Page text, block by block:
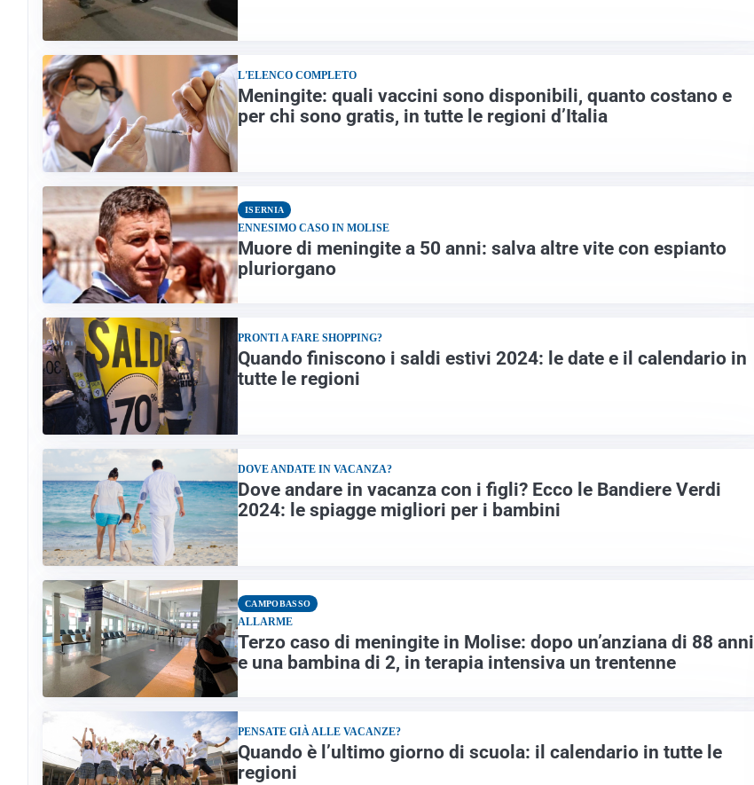
L'ELENCO COMPLETO
Meningite: quali vaccini sono disponibili, quanto costano e
per chi sono gratis, in tutte le regioni d’Italia
ISERNIA
ENNESIMO CASO IN MOLISE
Muore di meningite a 50 anni: salva altre vite con espianto
pluriorgano
PRONTI A FARE SHOPPING?
Quando finiscono i saldi estivi 2024: le date e il calendario in
tutte le regioni
DOVE ANDATE IN VACANZA?
Dove andare in vacanza con i figli? Ecco le Bandiere Verdi
2024: le spiagge migliori per i bambini
CAMPOBASSO
ALLARME
Terzo caso di meningite in Molise: dopo un’anziana di 88 anni
e una bambina di 2, in terapia intensiva un trentenne
PENSATE GIÀ ALLE VACANZE?
Quando è l’ultimo giorno di scuola: il calendario in tutte le
regioni